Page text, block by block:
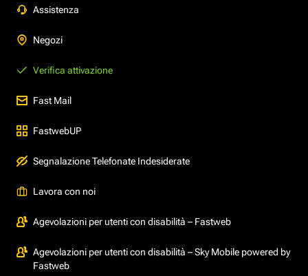
Assistenza
Negozi
Verifica attivazione
Fast Mail
FastwebUP
Segnalazione Telefonate Indesiderate
Lavora con noi
Agevolazioni per utenti con disabilità – Fastweb
Agevolazioni per utenti con disabilità – Sky Mobile powered by
Fastweb